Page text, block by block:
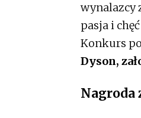
wynalazcy
pasja i
Konkurs
Dyson,
Nagroda